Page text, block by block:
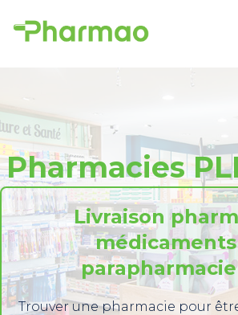
Pharmacies
Livraison
Trouver une pharmacie pour